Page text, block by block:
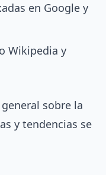
en Google y
Wikipedia y
sobre la
y tendencias se